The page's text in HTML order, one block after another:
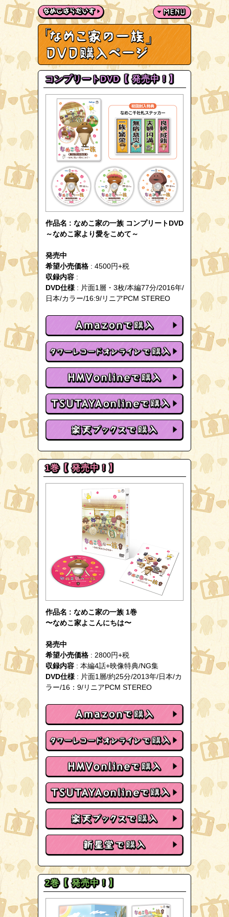
コンプリートDVD【 発売中！】
作品名 : なめこ家の一族 コンプリートDVD
～なめこ家より愛をこめて～
発売中
希望小売価格 : 4500円+税
収録内容 :
DVD仕様 : 片面1層・3枚/本編77分/2016年/
日本/カラー/16:9/リニアPCM STEREO
1巻【 発売中！】
作品名 : なめこ家の一族 1巻
〜なめこ家よこんにちは〜
発売中
希望小売価格 : 2800円+税
収録内容 : 本編4話+映像特典/NG集
DVD仕様 : 片面1層/約25分/2013年/日本/カ
ラー/16：9/リニアPCM STEREO
2巻【 発売中！】